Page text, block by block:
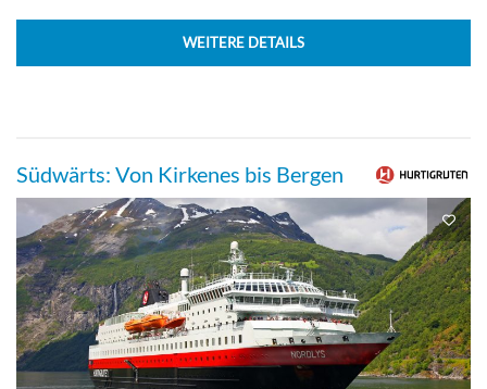
WEITERE DETAILS
Südwärts: Von Kirkenes bis Bergen